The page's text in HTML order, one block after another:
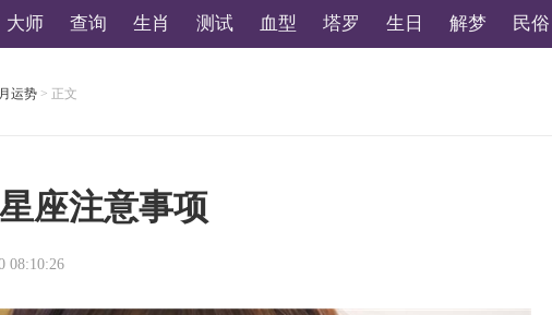
大师 查询 生肖 测试 血型 塔罗 生日 解梦 民俗
运势 > 正文
座注意事项
08:10:26